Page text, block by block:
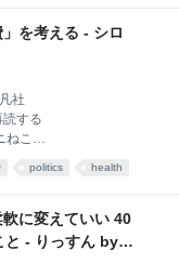
、クレ
られ
施設
に届
され
。施
ころが
を考える - シロ
社
する
ねこ』
しな
生化
う本
いう
社会
politics health
に変えていい 40
と - りっすん by